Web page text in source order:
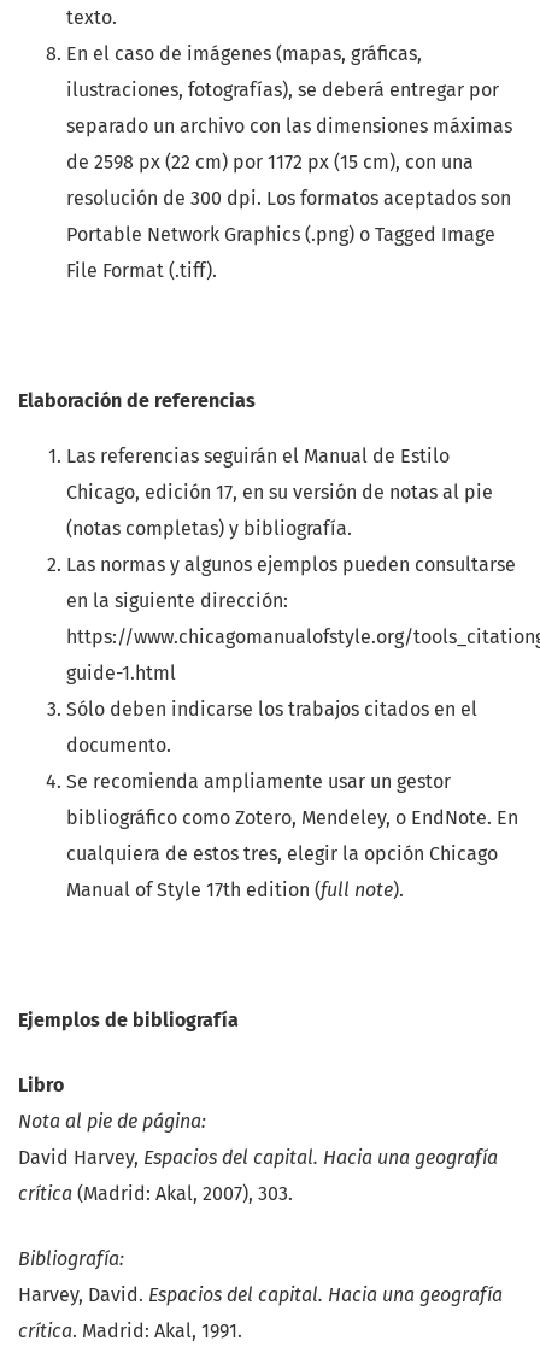
texto.
En el caso de imágenes (mapas, gráficas,
ilustraciones, fotografías), se deberá entregar por
separado un archivo con las dimensiones máximas
de 2598 px (22 cm) por 1172 px (15 cm), con una
resolución de 300 dpi. Los formatos aceptados son
Portable Network Graphics (.png) o Tagged Image
File Format (.tiff).
Elaboración de referencias
Las referencias seguirán el Manual de Estilo
Chicago, edición 17, en su versión de notas al pie
(notas completas) y bibliografía.
Las normas y algunos ejemplos pueden consultarse
en la siguiente dirección:
https://www.chicagomanualofstyle.org/
guide-1.html
Sólo deben indicarse los trabajos citados en el
documento.
Se recomienda ampliamente usar un gestor
bibliográfico como Zotero, Mendeley, o EndNote. En
cualquiera de estos tres, elegir la opción Chicago
Manual of Style 17th edition (full note).
Ejemplos de bibliografía
Libro
Nota al pie de página:
David Harvey, Espacios del capital. Hacia una geografía
crítica (Madrid: Akal, 2007), 303.
Bibliografía:
Harvey, David. Espacios del capital. Hacia una geografía
crítica. Madrid: Akal, 1991.